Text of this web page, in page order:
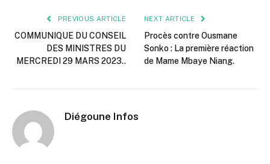
PREVIOUS ARTICLE
COMMUNIQUE DU CONSEIL
DES MINISTRES DU
MERCREDI 29 MARS 2023..
NEXT ARTICLE
Procès contre Ousmane
Sonko : La première réaction
de Mame Mbaye Niang.
Diégoune Infos